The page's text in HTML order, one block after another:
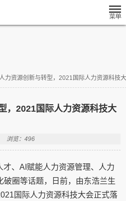
力资源创新与转型，2021国际人力资源科技
，2021国际人力资源科技大
浏览：496
才、AI赋能人力资源管理、人力
破圈等话题，日前，由东浩兰生
国际人力资源科技大会正式落